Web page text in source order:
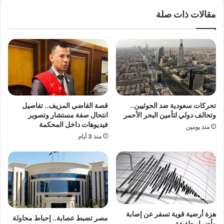
:
ر
ف
غ
ي
ر
ق
ب
و
ه
ص
و
ر
ة
م
ث
م
ا
ن
ي
ن
و
ا
ي
ر
ؤ
ي
ت
مقالات ذات صلة
تحركات سعودية ضد الحوثيين..
وتحالف دولي لتأمين البحر الأحمر
منذ يومين
قصة القاضي المزيف.. تفاصيل
انتحال صفة مستشار وتصوير
فيديوهات داخل المحكمة
منذ 3 أيام
هزة أرضية قوية تسفر عن إصابة
مصر تضبط عصابة.. إحباط محاولة